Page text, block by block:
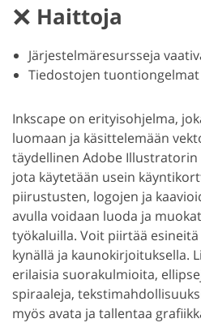
Haittoja
Järjestelmäresursseja
Tiedostojen tuontiongelmat
Inkscape on erityisohjelma,
luomaan ja käsittelemään
täydellinen Adobe
jota käytetään usein
piirustusten, logojen ja
avulla voidaan luoda ja
työkaluilla. Voit piirtää
kynällä ja kaunokirjoituksella.
erilaisia suorakulmioita,
spiraaleja,
myös avata ja tallentaa